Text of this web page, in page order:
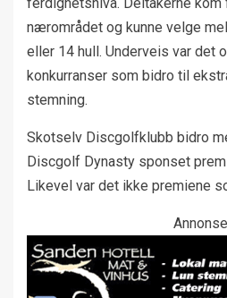
nærområdet og kunne velge
eller 14 hull. Underveis var det
konkurranser som bidro til
stemning.
Skotselv Discgolfklubb bidro
Discgolf Dynasty sponset
Likevel var det ikke premiene
Annonse